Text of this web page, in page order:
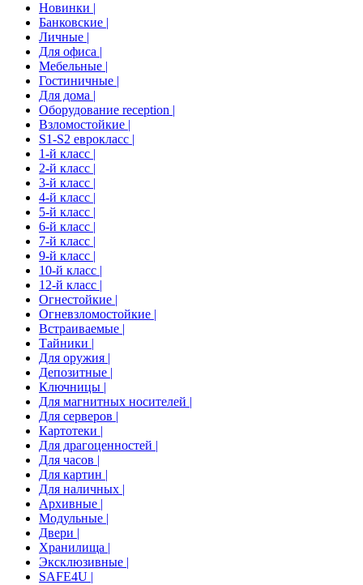
Новинки |
Банковские |
Личные |
Для офиса |
Мебельные |
Гостиничные |
Для дома |
Оборудование reception |
Взломостойкие |
S1-S2 еврокласс |
1-й класс |
2-й класс |
3-й класс |
4-й класс |
5-й класс |
6-й класс |
7-й класс |
9-й класс |
10-й класс |
12-й класс |
Огнестойкие |
Огневзломостойкие |
Встраиваемые |
Тайники |
Для оружия |
Депозитные |
Ключницы |
Для магнитных носителей |
Для серверов |
Картотеки |
Для драгоценностей |
Для часов |
Для картин |
Для наличных |
Архивные |
Модульные |
Двери |
Хранилища |
Эксклюзивные |
SAFE4U |